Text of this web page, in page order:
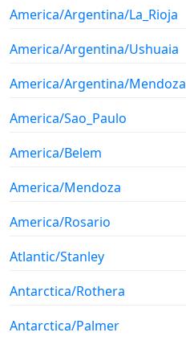
America/Argentina/La_Rioja
America/Argentina/Ushuaia
America/Argentina/Mendoza
America/Sao_Paulo
America/Belem
America/Mendoza
America/Rosario
Atlantic/Stanley
Antarctica/Rothera
Antarctica/Palmer